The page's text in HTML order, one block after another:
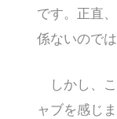
です。正直
係ないので
しかし、
ャブを感じ